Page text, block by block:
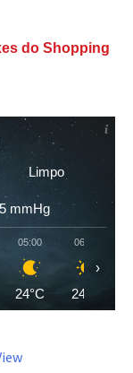
do Shopping
Limpo
mmHg
05:00
24°C
06:00
24°C
›